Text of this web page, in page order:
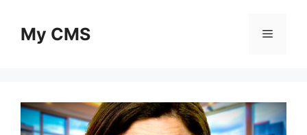
contentMy CMS Menu